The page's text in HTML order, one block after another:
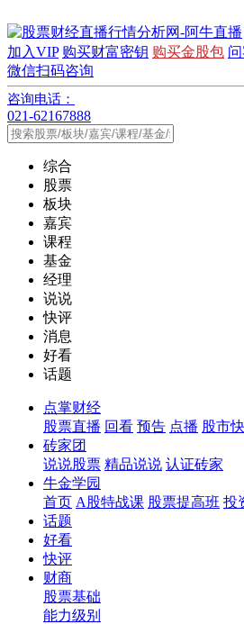
加入VIP 购买财富密钥 购买金股包
微信扫码咨询
咨询电话：
021-62167888
综合
股票
板块
嘉宾
课程
基金
经理
说说
快评
消息
好看
话题
点掌财经
股票直播 回看 预告 点播 股市
砖家团
说说股票 精品说说 认证砖家
牛金学园
首页 A股特战课 股票提高班 投
话题
好看
快评
财商
股票基础
能力级别